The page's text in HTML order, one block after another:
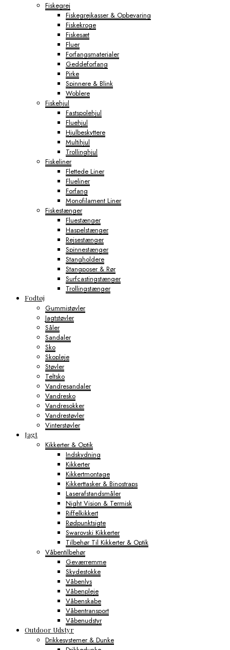
Fiskegrej
Fiskegrejkasser & Opbevaring
Fiskekroge
Fiskesæt
Fluer
Forfangsmaterialer
Geddeforfang
Pirke
Spinnere & Blink
Woblere
Fiskehjul
Fastspolehjul
Fluehjul
Hjulbeskyttere
Multihjul
Trollinghjul
Fiskeliner
Flettede Liner
Flueliner
Forfang
Monofilament Liner
Fiskestænger
Fluestænger
Haspelstænger
Rejsestænger
Spinnestænger
Stangholdere
Stangposer & Rør
Surfcastingstænger
Trollingstænger
Fodtøj
Gummistøvler
Jagtstøvler
Såler
Sandaler
Sko
Skopleje
Støvler
Teltsko
Vandresandaler
Vandresko
Vandresokker
Vandrestøvler
Vinterstøvler
Jagt
Kikkerter & Optik
Indskydning
Kikkerter
Kikkertmontage
Kikkerttasker & Binostraps
Laserafstandsmåler
Night Vision & Termisk
Riffelkikkert
Rødpunktsigte
Swarovski Kikkerter
Tilbehør Til Kikkerter & Optik
Våbentilbehør
Geværremme
Skydestokke
Våbenlys
Våbenpleje
Våbenskabe
Våbentransport
Våbenudstyr
Outdoor Udstyr
Drikkesystemer & Dunke